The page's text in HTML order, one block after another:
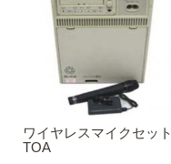
ワイヤレスマイクセッ
TOA